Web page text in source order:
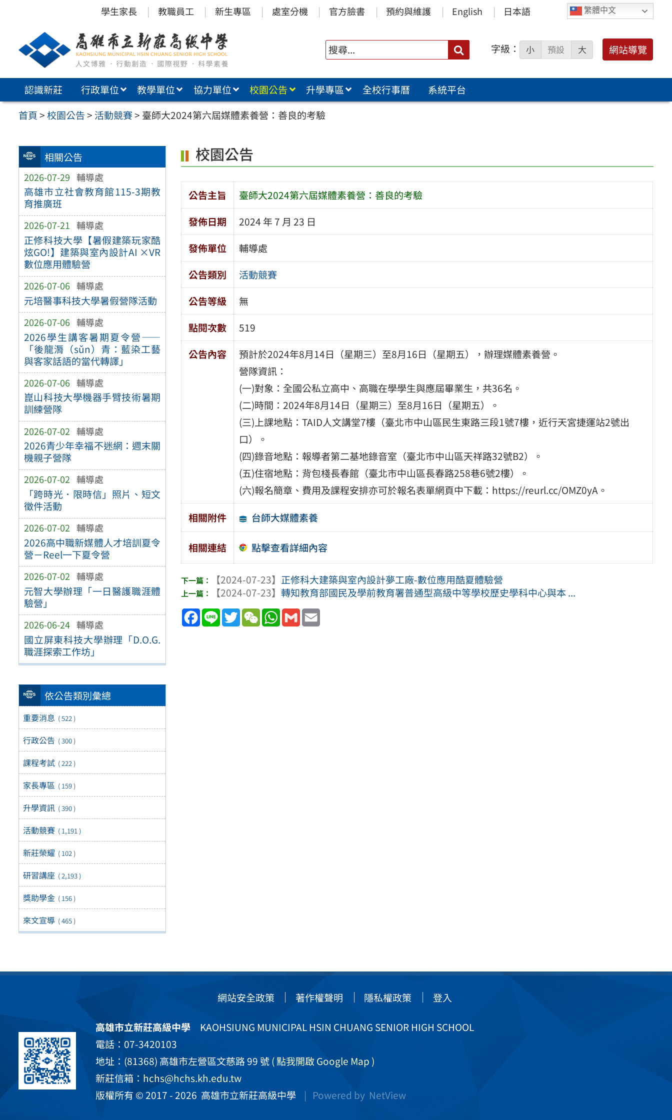
內
繁體中文
學生家長 教職員工 新生專區 處室分機 官方臉書 預約與維護 English 日本語
搜
尋：
字級： 小 預設 大 網站導覽
認識新莊 行政單位 教學單位 協力單位 校園公告 升學專區 全校行事曆
系統平台
首頁>校園公告> 活動競賽> 臺師大2024第六屆媒體素養營：善良的考驗
相關公告
2026-07-29 輔導處
高雄市立社會教育館115-3期教
育推廣班
2026-07-21 輔導處
正修科技大學【暑假建築玩家酷
炫GO!】建築與室內設計AI ×VR
數位應用體驗營
2026-07-06 輔導處
元培醫事科技大學暑假營隊活動
2026-07-06 輔導處
2026學生講客暑期夏令營——
「後龍漘（sǔn）青：藍染工藝
與客家話語的當代轉譯」
2026-07-06 輔導處
崑山科技大學機器手臂技術暑期
訓練營隊
2026-07-02 輔導處
2026青少年幸福不迷網：週末關
機親子營隊
2026-07-02 輔導處
「跨時光．限時信」照片、短文
徵件活動
2026-07-02 輔導處
2026高中職新媒體人才培訓夏令
營－Reel一下夏令營
2026-07-02 輔導處
元智大學辦理「一日醫護職涯體
驗營」
2026-06-24 輔導處
國立屏東科技大學辦理「D.O.G.
職涯探索工作坊」
依公告類別彙總
重要消息 ( 522 )
行政公告 ( 300 )
課程考試 ( 222 )
家長專區 ( 159 )
升學資訊 ( 390 )
活動競賽 ( 1,191 )
新莊榮耀 ( 102 )
研習講座 ( 2,193 )
獎助學金 ( 156 )
來文宣導 ( 465 )
校園公告
公告主旨
臺師大2024第六屆媒體素養營：善良的考驗
發佈日期
2024 年 7 月 23 日
發佈單位
輔導處
公告類別
活動競賽
公告等級
無
點閱次數
519
公告內容
預計於2024年8月14日（星期三）至8月16日（星期五），辦理媒體素養營。
營隊資訊：
(一)對象：全國公私立高中、高職在學學生與應屆畢業生，共36名。
(二)時間：2024年8月14日（星期三）至8月16日（星期五）。
(三)上課地點：TAID人文講堂7樓（臺北市中山區民生東路三段1號7樓，近行天宮捷運站2號出
口）。
(四)錄音地點：報導者第二基地錄音室（臺北市中山區天祥路32號B2）。
(五)住宿地點：背包棧長春館（臺北市中山區長春路258巷6號2樓）。
(六)報名簡章、費用及課程安排亦可於報名表單網頁中下載：https://reurl.cc/OMZ0yA。
相關附件
台師大媒體素養
相關連結 點擊查看詳細內容
【2024-07-23】 正修科大建築與室內設計夢工廠-數位應用酷夏體驗營
【2024-07-23】轉知教育部國民及學前教育署普通型高級中等學校歷史學科中心與本 ...
Facebook
Line TwitterWeChatWhatsApp
Gmail
網站安全政策 著作權聲明 隱私權政策 登入
高雄市立新莊高級中學KAOHSIUNG MUNICIPAL HSIN CHUANG SENIOR HIGH SCHOOL
電話：07-3420103
地址：(81368) 高雄市左營區文慈路 99 號( 點我開啟 Google Map )
新莊信箱： hchs@hchs.kh.edu.tw
版權所有 © 2017 - 2026 高雄市立新莊高級中學 | Powered by NetView